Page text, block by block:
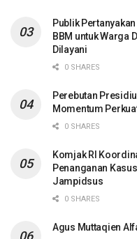
Publik
BBM untuk Warga
Dilayani
0 SHARES
Perebutan
Momentum
0 SHARES
Komjak RI
Penanganan
Jampidsus
0 SHARES
Agus Muttaqien